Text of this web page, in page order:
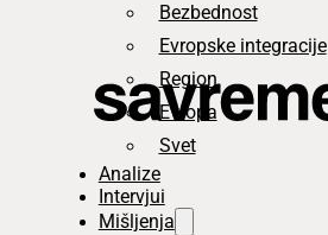
Bezbednost
Evropske integracije
Region
Evropa
Svet
Analize
Intervjui
Mišljenja